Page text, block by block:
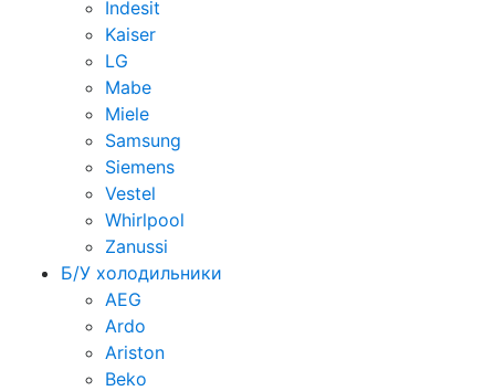
Indesit
Kaiser
LG
Mabe
Miele
Samsung
Siemens
Vestel
Whirlpool
Zanussi
Б/У холодильники
AEG
Ardo
Ariston
Beko